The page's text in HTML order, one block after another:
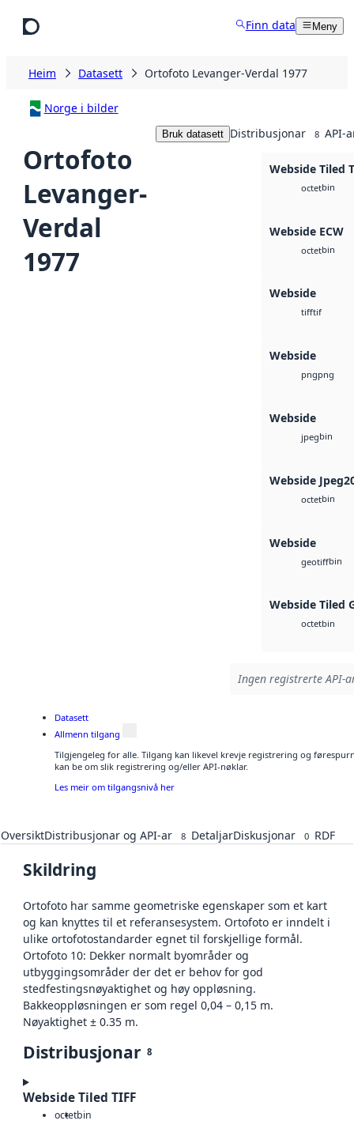
Finn data Meny
Heim Datasett Ortofoto Levanger-Verdal 1977
Norge i bilder
Ortofoto
Levanger-
Verdal
1977
Bruk datasett Distribusjonar 8 API-
Webside Tiled
octetbin
Webside ECW
octetbin
Webside
tifftif
Webside
pngpng
Webside
jpegbin
Webside
octetbin
Webside
geotiffbin
Webside Tiled
octetbin
Ingen registrerte API-
Datasett
Allmenn tilgang
Tilgjengeleg for alle. Tilgang kan likevel krevje registrering og
kan be om slik registrering og/eller API-nøklar.
Les meir om tilgangsnivå her
OversiktDistribusjonar og API-ar 8 DetaljarDiskusjonar 0 RDF
Skildring
Ortofoto har samme geometriske egenskaper som et kart
og kan knyttes til et referansesystem. Ortofoto er inndelt i
ulike ortofotostandarder egnet til forskjellige formål.
Ortofoto 10: Dekker normalt byområder og
utbyggingsområder der det er behov for god
stedfestingsnøyaktighet og høy oppløsning.
Bakkeoppløsningen er som regel 0,04 – 0,15 m.
Nøyaktighet ± 0.35 m.
Distribusjonar 8
Webside Tiled TIFF
octetbin